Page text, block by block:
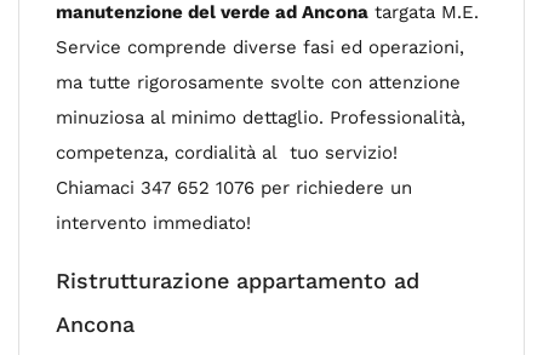
manutenzione del verde ad Ancona targata M.E.
Service comprende diverse fasi ed operazioni,
ma tutte rigorosamente svolte con attenzione
minuziosa al minimo dettaglio. Professionalità,
competenza, cordialità al tuo servizio!
Chiamaci 347 652 1076 per richiedere un
intervento immediato!
Ristrutturazione appartamento ad
Ancona